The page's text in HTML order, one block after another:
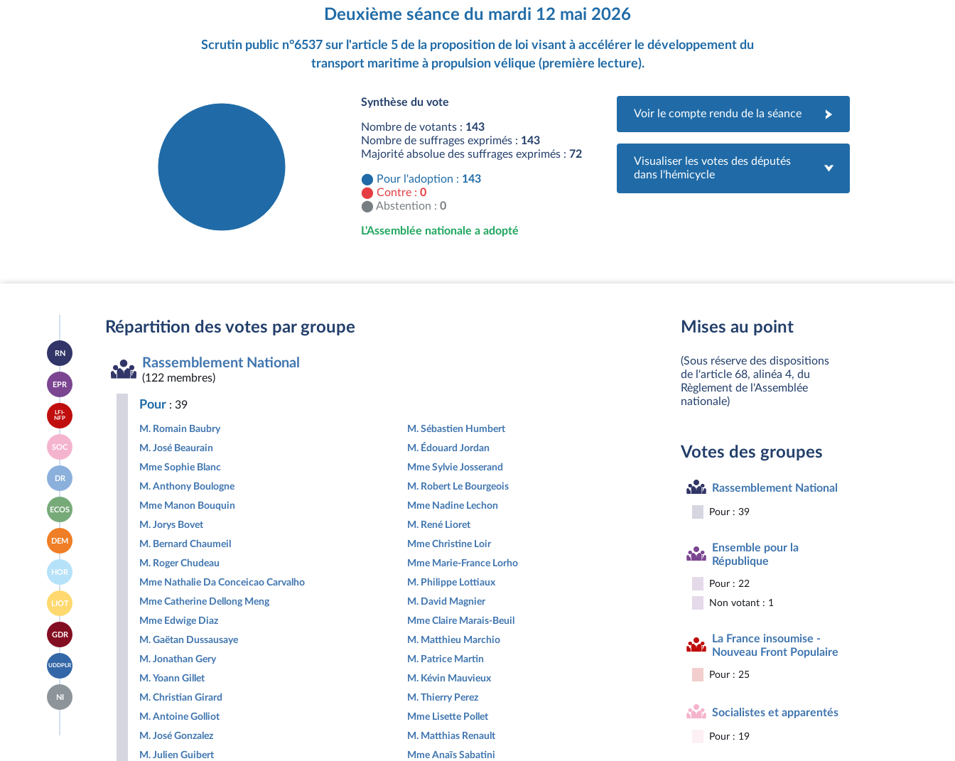
Deuxième séance du mardi 12 mai 2026
Scrutin public n°6537 sur l'article 5 de la proposition de loi visant à accélérer le développement du
transport maritime à propulsion vélique (première lecture).
Synthèse du vote
Nombre de votants : 143
Nombre de suffrages exprimés : 143
Majorité absolue des suffrages exprimés : 72
Pour l'adoption : 143
Contre : 0
Abstention : 0
L'Assemblée nationale a adopté
Voir le compte rendu de la séance
Visualiser les votes des députés
dans l'hémicycle
Accéder
à la
page
du
groupe
Rassemblement
National
RN
Accéder
à la
page
du
groupe
Ensemble
pour
la
République
EPR
Accéder
à la
page
du
groupe
La
France
insoumise
-
Nouveau
Front
Populaire
LFI-
NFP
Accéder
à la
page
du
groupe
Socialistes
et
apparentés
SOC
Accéder
à la
page
du
groupe
Droite
Républicaine
DR
Accéder
à la
page
du
groupe
Écologiste
et
Social
ECOS
Accéder
à la
page
du
groupe
Les
Démocrates
DEM
Accéder
à la
page
du
groupe
Horizons
&
Indépendants
HOR
Accéder
à la
page
du
groupe
Libertés,
Indépendants,
Outre-
mer
et
Territoires
LIOT
Accéder
à la
page
du
groupe
Gauche
Démocrate
et
GDR
Accéder
à la
page
du
groupe
droites
UDDPLR
Accéder
à la
page
groupe
NI
Répartition des votes par groupe
Rassemblement National
(122 membres)
Pour : 39
M. Romain Baubry
M. José Beaurain
Mme Sophie Blanc
M. Anthony Boulogne
Mme Manon Bouquin
M. Jorys Bovet
M. Bernard Chaumeil
M. Roger Chudeau
Mme Nathalie Da Conceicao Carvalho
Mme Catherine Dellong Meng
Mme Edwige Diaz
M. Gaëtan Dussausaye
M. Jonathan Gery
M. Yoann Gillet
M. Christian Girard
M. Antoine Golliot
M. José Gonzalez
M. Julien Guibert
M. Sébastien Humbert
M. Édouard Jordan
Mme Sylvie Josserand
M. Robert Le Bourgeois
Mme Nadine Lechon
M. René Lioret
Mme Christine Loir
Mme Marie-France Lorho
M. Philippe Lottiaux
M. David Magnier
Mme Claire Marais-Beuil
M. Matthieu Marchio
M. Patrice Martin
M. Kévin Mauvieux
M. Thierry Perez
Mme Lisette Pollet
M. Matthias Renault
Mme Anaïs Sabatini
Mises au point
(Sous réserve des dispositions
de l'article 68, alinéa 4, du
Règlement de l'Assemblée
nationale)
Votes des groupes
Rassemblement National
Pour : 39
Ensemble pour la
République
Pour : 22
Non votant : 1
La France insoumise -
Nouveau Front Populaire
Pour : 25
Socialistes et apparentés
Pour : 19